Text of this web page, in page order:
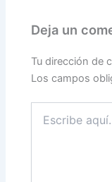
Deja un
Tu dirección de
Los campos
aquí...